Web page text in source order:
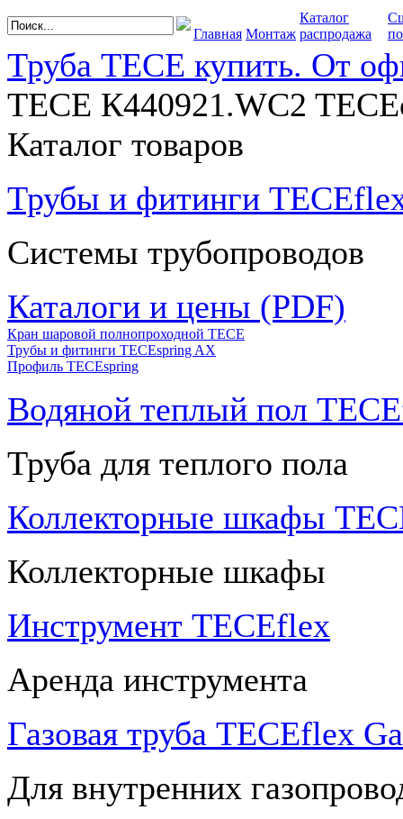
Главная Монтаж
Каталог
распродажа
Труба TECE купить. От
TECE К440921.WC2
Каталог товаров
Трубы и фитинги
Системы трубопроводов
Каталоги и цены (PDF)
Кран шаровой полнопроходной ТЕСЕ
Трубы и фитинги TECEspring AX
Профиль TECEspring
Водяной теплый пол
Труба для теплого пола
Коллекторные шкафы
Коллекторные шкафы
Инструмент TECEflex
Аренда инструмента
Газовая труба TECEflex
Для внутренних